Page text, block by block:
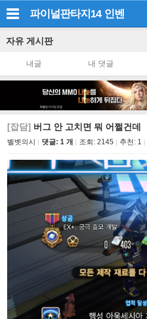
파이널판타지14 인벤
자유 게시판
내글 내 댓글
[잡담] 버그 안 고치면 뭐 어쩔건데
벨벳의시 댓글: 1 개 조회: 2145 추천: 1